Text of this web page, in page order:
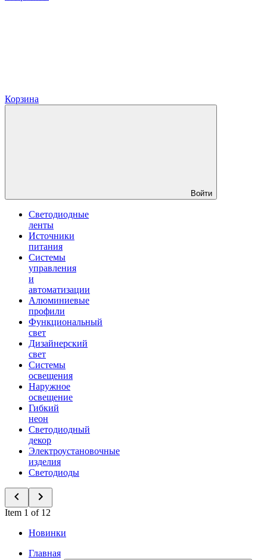
Корзина
Войти
Светодиодные
ленты
Источники
питания
Системы
управления
и
автоматизации
Алюминиевые
профили
Функциональный
свет
Дизайнерский
свет
Системы
освещения
Наружное
освещение
Гибкий
неон
Светодиодный
декор
Электроустановочные
изделия
Светодиоды
Item 1 of 12
Новинки
Главная